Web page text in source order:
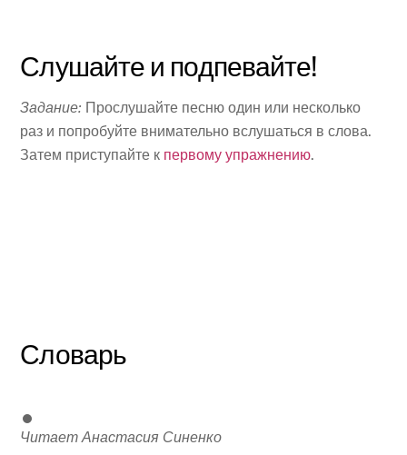
Слушайте и подпевайте!
Задание: Прослушайте песню один или несколько
раз и попробуйте внимательно вслушаться в слова.
Затем приступайте к первому упражнению.
Словарь
Читает Анастасия Синенко